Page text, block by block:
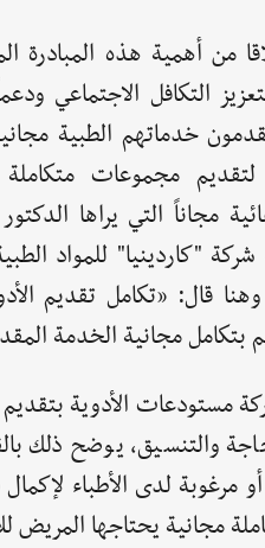
من أهمية هذه المبادرة
التكافل الاجتماعي
خدماتهم الطبية
لتقديم مجموعات
مجاناً التي يراها
"كاردينيا" للمواد
وهنا قال: «تكامل تقديم
بتكامل مجانية الخدمة
مستودعات الأدوية
والتنسيق، يوضح ذلك
مرغوبة لدى الأطباء
مجانية يحتاجها